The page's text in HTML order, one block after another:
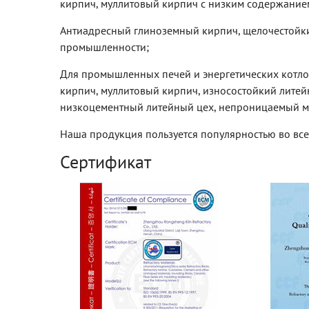
кирпич, муллитовый кирпич с низким
Антиадресный глиноземный кирпич,
промышленности;
Для промышленных печей и энергетических
кирпич, муллитовый кирпич, износостойкий
низкоцементный литейный цех, непроницаемый
Наша продукция пользуется популярностью во
Сертификат